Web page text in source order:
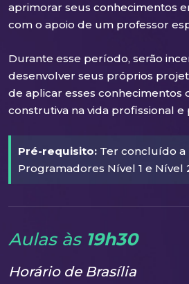
aprimorar seus conhecimentos
com o apoio de um professor
Durante esse período, serão
desenvolver seus próprios
de aplicar esses conhecimentos
construtiva na vida profissional e
Pré-requisito: Ter concluído a
Programadores Nível 1 e Nível
Aulas às 19h30
Horário de Brasília